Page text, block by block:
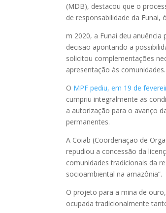
(MDB), destacou que o
de responsabilidade da Funai,
m 2020, a Funai deu
decisão apontando a
solicitou complementações
apresentação às comunidades.
O MPF pediu, em 19 de
cumpriu integralmente as
a autorização para o avanço
permanentes.
A Coiab (Coordenação de
repudiou a concessão da
comunidades tradicionais da
socioambiental na amazônia”.
O projeto para a mina de
ocupada tradicionalmente